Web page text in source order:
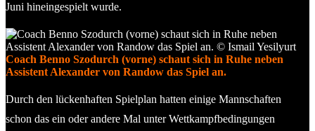
Juni hineingespielt wurde.
Coach Benno Szodurch (vorne) schaut sich in Ruhe neben
Assistent Alexander von Randow das Spiel an.
Durch den lückenhaften Spielplan hatten einige Mannschaften
schon das ein oder andere Mal unter Wettkampfbedingungen